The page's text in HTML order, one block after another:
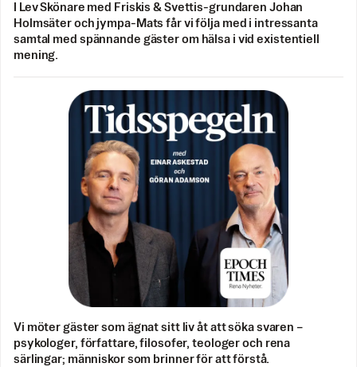
I Lev Skönare med Friskis & Svettis-grundaren Johan
Holmsäter och jympa-Mats får vi följa med i intressanta
samtal med spännande gäster om hälsa i vid existentiell
mening.
Vi möter gäster som ägnat sitt liv åt att söka svaren –
psykologer, författare, filosofer, teologer och rena
särlingar; människor som brinner för att förstå.